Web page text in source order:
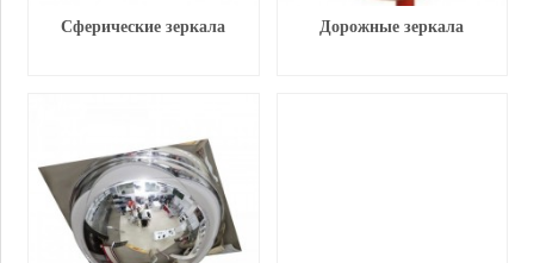
Сферические зеркала Дорожные зеркала